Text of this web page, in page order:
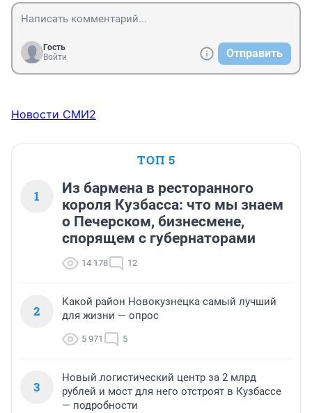
Гость
Войти
Отправить
Новости СМИ2
ТОП 5
1
Из бармена в ресторанного
короля Кузбасса: что мы знаем
о Печерском, бизнесмене,
спорящем с губернаторами
14 178 12
2
Какой район Новокузнецка самый лучший
для жизни — опрос
5 971 5
3
Новый логистический центр за 2 млрд
рублей и мост для него отстроят в Кузбассе
— подробности